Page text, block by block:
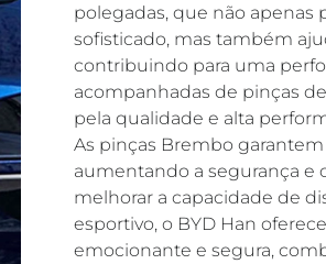
polegadas, que não
sofisticado, mas também
contribuindo para uma
acompanhadas de pinças
pela qualidade e alta
As pinças Brembo
aumentando a segurança e
melhorar a capacidade de
esportivo, o BYD Han
emocionante e segura,